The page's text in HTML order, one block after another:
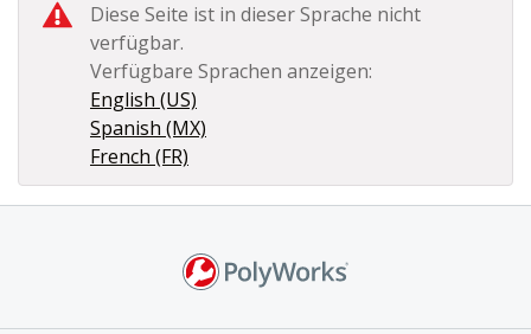
Diese Seite ist in dieser Sprache nicht
verfügbar.
Verfügbare Sprachen anzeigen:
English (US)
Spanish (MX)
French (FR)